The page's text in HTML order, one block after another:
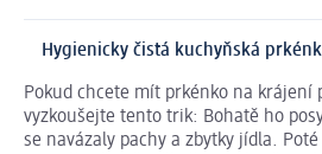
Hygienicky čistá kuchyňská
Pokud chcete mít prkénko na krájení
vyzkoušejte tento trik: Bohatě ho
se navázaly pachy a zbytky jídla.